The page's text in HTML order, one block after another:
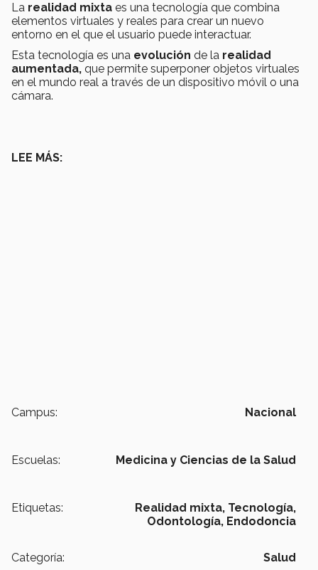
La realidad mixta es una tecnología que combina
elementos virtuales y reales para crear un nuevo
entorno en el que el usuario puede interactuar.
Esta tecnología es una evolución de la realidad
aumentada, que permite superponer objetos virtuales
en el mundo real a través de un dispositivo móvil o una
cámara.
LEE MÁS:
Campus: Nacional
Escuelas: Medicina y Ciencias de la Salud
Etiquetas: Realidad mixta, Tecnología,
Odontología, Endodoncia
Categoría: Salud